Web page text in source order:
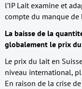
l’IP Lait examine et
compte du manque de
La baisse de la
globalement le prix
Le prix du lait en
niveau international,
En raison de la crise